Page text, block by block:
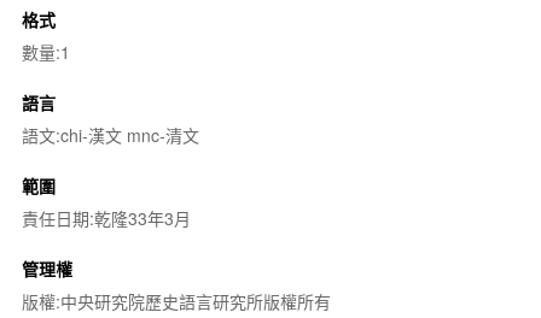
格式
數量:1
語言
語文:chi-漢文 mnc-清文
範圍
責任日期:乾隆33年3月
管理權
版權:中央研究院歷史語言研究所版權所有